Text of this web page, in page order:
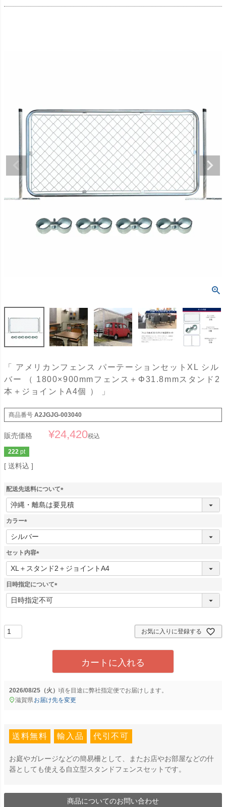
「 アメリカンフェンス パーテーションセットXL シル
バー （ 1800×900mmフェンス＋Φ31.8mmスタンド2
本＋ジョイントA4個 ） 」
商品番号 A2JGJG-003040
販売価格 ¥24,420税込
222 pt
送料込
配送先送料について
(
必
カラー
(
必
須
セット内容
(
必
須
日時指定について
(
お気に入りに登録する
カートに入れる
2026/08/25（火） に弊社指定便でお届けします。
滋賀県お届け先を変更
送料無料 輸入品 代引不可
お庭やガレージなどの簡易柵として、またお店やお部屋などの什
器としても使える自立型スタンドフェンスセットです。
商品についてのお問い合わせ